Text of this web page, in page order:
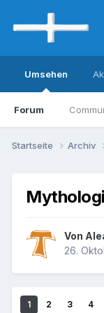
Umsehen
Forum
Startseite Archiv
Von
26.
1 2 3 4